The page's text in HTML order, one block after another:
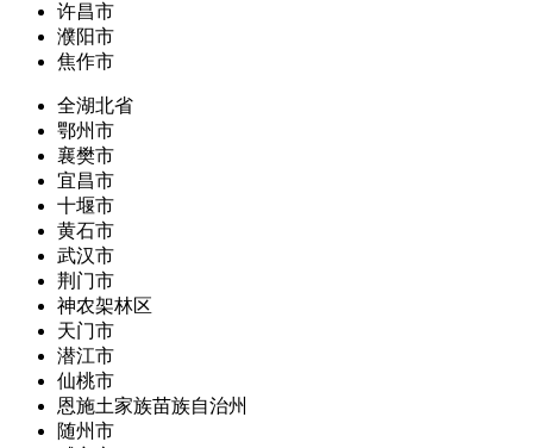
许昌市
濮阳市
焦作市
全湖北省
鄂州市
襄樊市
宜昌市
十堰市
黄石市
武汉市
荆门市
神农架林区
天门市
潜江市
仙桃市
恩施土家族苗族自治州
随州市